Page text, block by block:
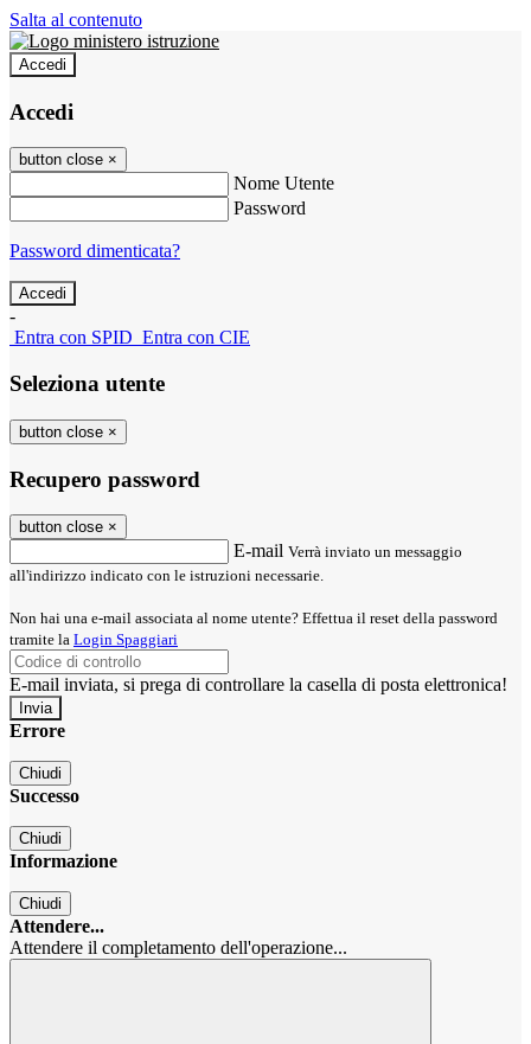
Salta al contenuto
Accedi
Accedi
button close ×
Nome Utente
Password
Password dimenticata?
-
Entra con SPID Entra con CIE
Seleziona utente
button close ×
Recupero password
button close ×
E-mail Verrà inviato un messaggio
all'indirizzo indicato con le istruzioni necessarie.
Non hai una e-mail associata al nome utente? Effettua il reset della password
tramite la Login Spaggiari
E-mail inviata, si prega di controllare la casella di posta elettronica!
Errore
Chiudi
Successo
Chiudi
Informazione
Chiudi
Attendere...
Attendere il completamento dell'operazione...